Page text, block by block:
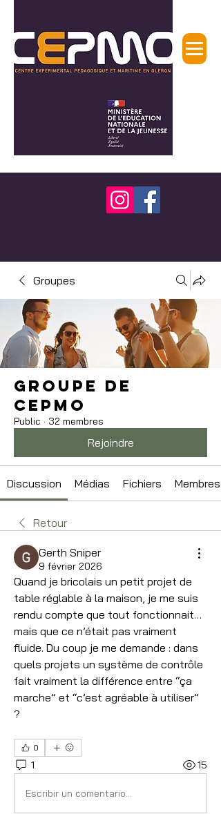
Groupes
Groupe de
CEPMO
Public · 32 membres
Rejoindre
Discussion Médias Fichiers Membres
Retour
Gerth Sniper
9 février 2026
Quand je bricolais un petit projet de
table réglable à la maison, je me suis
rendu compte que tout fonctionnait…
mais que ce n’était pas vraiment
fluide. Du coup je me demande : dans
quels projets un système de contrôle
fait vraiment la différence entre “ça
marche” et “c’est agréable à utiliser”
?
0
1 15
Escribir un comentario...